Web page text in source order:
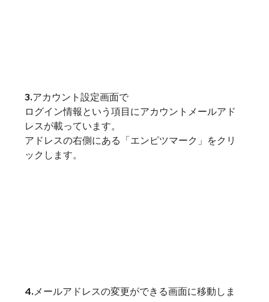
3.アカウント設定画面で
ログイン情報という項目にアカウントメールアド
レスが載っています。
アドレスの右側にある「エンピツマーク」をクリ
ックします。
4.メールアドレスの変更ができる画面に移動しま